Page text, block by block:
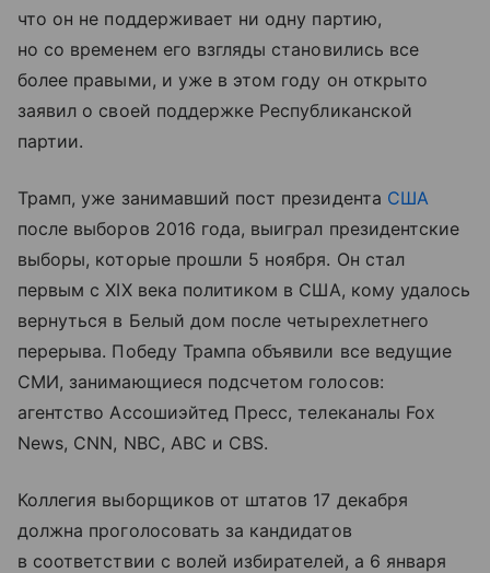
что он не поддерживает ни одну партию,
но со временем его взгляды становились все
более правыми, и уже в этом году он открыто
заявил о своей поддержке Республиканской
партии.
Трамп, уже занимавший пост президента США
после выборов 2016 года, выиграл президентские
выборы, которые прошли 5 ноября. Он стал
первым с XIX века политиком в США, кому удалось
вернуться в Белый дом после четырехлетнего
перерыва. Победу Трампа объявили все ведущие
СМИ, занимающиеся подсчетом голосов:
агентство Ассошиэйтед Пресс, телеканалы Fox
News, CNN, NBC, ABC и CBS.
Коллегия выборщиков от штатов 17 декабря
должна проголосовать за кандидатов
в соответствии с волей избирателей, а 6 января